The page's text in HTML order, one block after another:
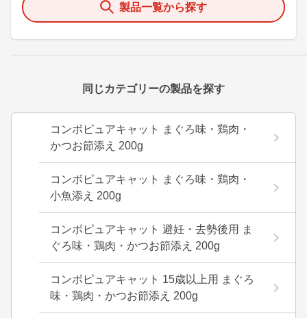
製品一覧から探す
同じカテゴリーの製品を探す
コンボピュアキャット まぐろ味・鶏肉・
かつお節添え 200g
コンボピュアキャット まぐろ味・鶏肉・
小魚添え 200g
コンボピュアキャット 避妊・去勢後用 ま
ぐろ味・鶏肉・かつお節添え 200g
コンボピュアキャット 15歳以上用 まぐろ
味・鶏肉・かつお節添え 200g